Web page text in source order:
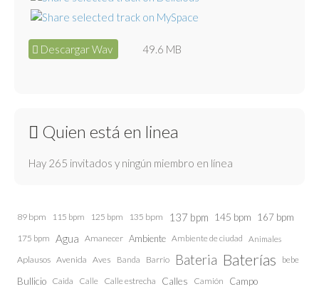
Descargar Wav 49.6 MB
Quien está en linea
Hay 265 invitados y ningún miembro en línea
89 bpm 115 bpm 125 bpm 135 bpm 137 bpm 145 bpm 167 bpm
175 bpm Agua Amanecer Ambiente Ambiente de ciudad Animales
Aplausos Avenida Aves Banda Barrio Bateria Baterías bebe
Bullicio Caida Calle Calle estrecha Calles Camión Campo